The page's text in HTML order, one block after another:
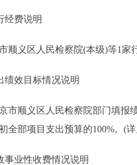
费说明
义区人民检察院(本级)等1家
效目标情况说明
顺义区人民检察院部门填报绩
全部项目支出预算的100%。(
业性收费情况说明